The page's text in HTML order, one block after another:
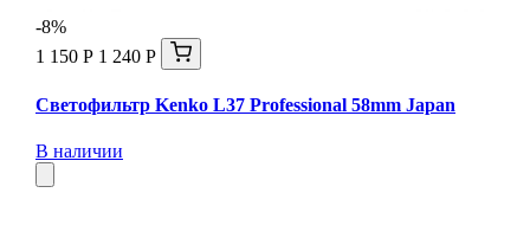
-8%
1 150 Р 1 240 Р
Светофильтр Kenko L37 Professional 58mm Japan
В наличии